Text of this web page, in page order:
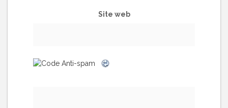
Site web